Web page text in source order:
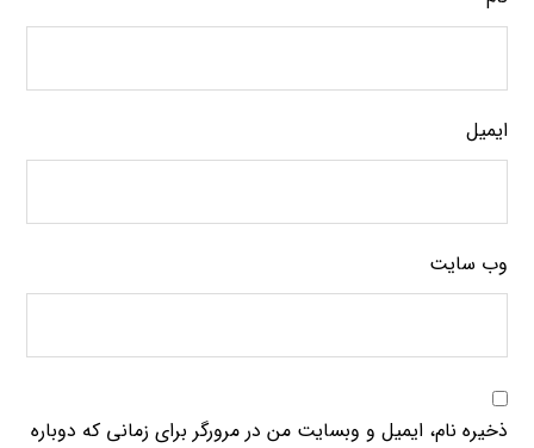
ایمیل
وب‌ سایت
ذخیره نام، ایمیل و وبسایت من در مرورگر برای زمانی که دوباره